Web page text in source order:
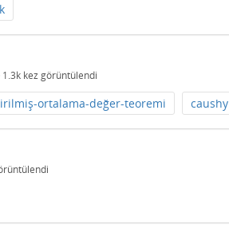
1.3k kez görüntülendi
ortalama-değer-teoremi caushy